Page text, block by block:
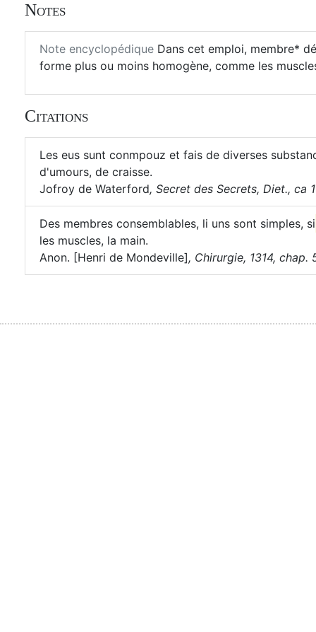
Notes
Note encyclopédique Dans cet emploi, membre*
forme plus ou moins homogène, comme les
Citations
Les eus sunt conmpouz et fais de diverses
d'umours, de craisse.
Jofroy de Waterford, Secret des Secrets, Diet., ca
Des membres consemblables, li uns sont simples, si
les muscles, la main.
Anon. [Henri de Mondeville], Chirurgie, 1314, chap.